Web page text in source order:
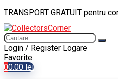
TRANSPORT GRATUIT pentru
Login / Register Logare
Favorite
00.00 lei